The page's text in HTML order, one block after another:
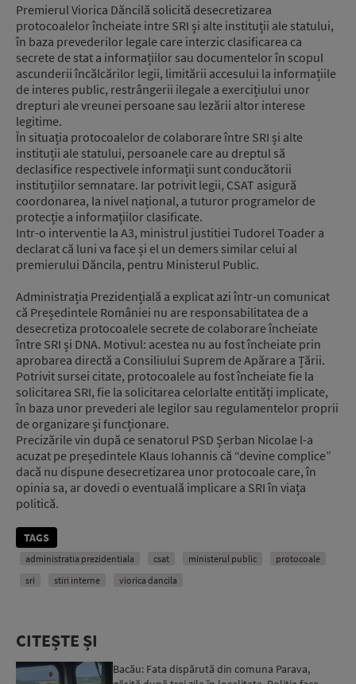
Premierul Viorica Dăncilă solicită desecretizarea
protocoalelor încheiate intre SRI și alte instituții ale statului,
în baza prevederilor legale care interzic clasificarea ca
secrete de stat a informațiilor sau documentelor în scopul
ascunderii încălcărilor legii, limitării accesului la informațiile
de interes public, restrângerii ilegale a exercițiului unor
drepturi ale vreunei persoane sau lezării altor interese
legitime.
În situația protocoalelor de colaborare între SRI și alte
instituții ale statului, persoanele care au dreptul să
declasifice respectivele informații sunt conducătorii
instituțiilor semnatare. Iar potrivit legii, CSAT asigură
coordonarea, la nivel național, a tuturor programelor de
protecție a informațiilor clasificate.
Intr-o interventie la A3, ministrul justitiei Tudorel Toader a
declarat că luni va face și el un demers similar celui al
premierului Dăncila, pentru Ministerul Public.
Administrația Prezidențială a explicat azi într-un comunicat
că Președintele României nu are responsabilitatea de a
desecretiza protocoalele secrete de colaborare încheiate
între SRI și DNA. Motivul: acestea nu au fost încheiate prin
aprobarea directă a Consiliului Suprem de Apărare a Țării.
Potrivit sursei citate, protocoalele au fost încheiate fie la
solicitarea SRI, fie la solicitarea celorlalte entități implicate,
în baza unor prevederi ale legilor sau regulamentelor proprii
de organizare și funcționare.
Precizările vin după ce senatorul PSD Șerban Nicolae l-a
acuzat pe președintele Klaus Iohannis că “devine complice”
dacă nu dispune desecretizarea unor protocoale care, în
opinia sa, ar dovedi o eventuală implicare a SRI în viața
politică.
TAGS
administratia prezidentiala csat ministerul public
protocoale
sri
stiri interne viorica dancila
CITEȘTE ȘI
Bacău: Fata dispărută din comuna Parava,